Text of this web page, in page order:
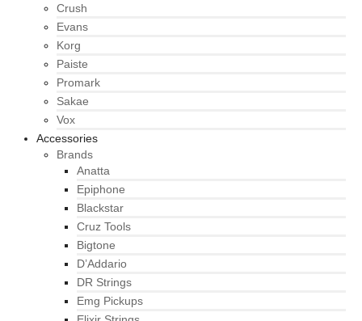
Crush
Evans
Korg
Paiste
Promark
Sakae
Vox
Accessories
Brands
Anatta
Epiphone
Blackstar
Cruz Tools
Bigtone
D’Addario
DR Strings
Emg Pickups